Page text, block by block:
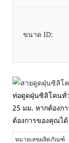
ขนาด ID:
ท่อดูดฝุ่นซิลิโคนทั่
25 มม. หากต้องก
ต้องการของคุณได้
หมายเลขผลิตภัณฑ์